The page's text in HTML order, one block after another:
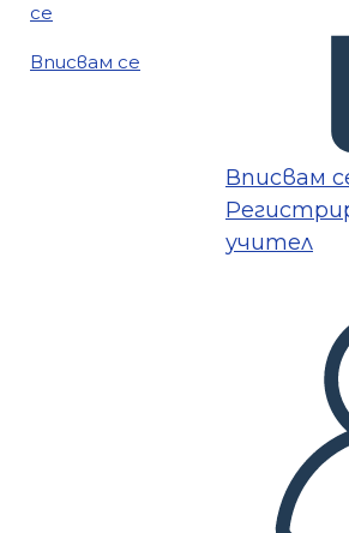
се
Вписвам се
Вписвам
учител